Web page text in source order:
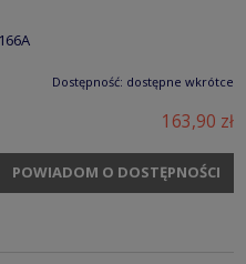
Dostępność: dostępne wkrótce
163,90 zł
POWIADOM O DOSTĘPNOŚCI